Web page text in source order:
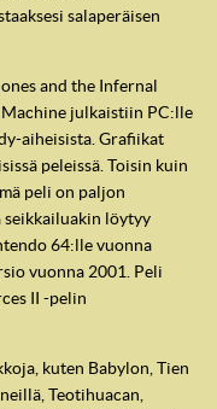
salaperäisen
and the Infernal
julkaistiin PC:lle
aiheisista. Grafiikat
peleissä. Toisin kuin
peli on paljon
löytyy
64:lle vuonna
vuonna 2001. Peli
II -pelin
kuten Babylon, Tien
Teotihuacan,